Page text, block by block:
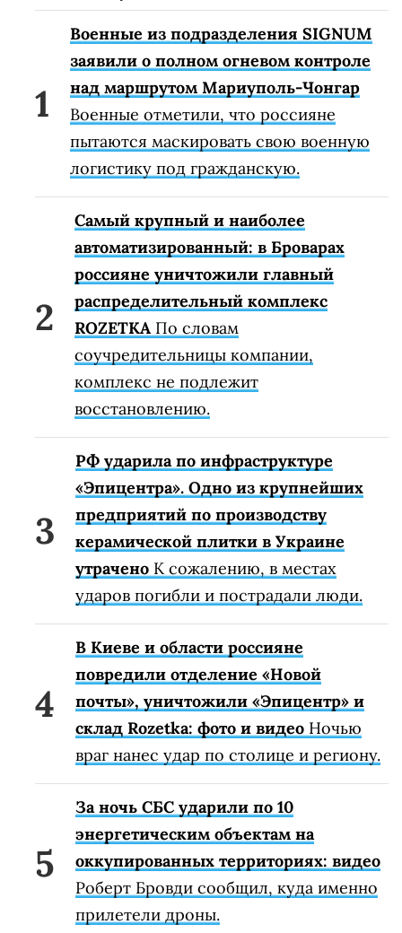
Военные из подразделения SIGNUM
заявили о полном огневом контроле
над маршрутом Мариуполь-Чонгар
Военные отметили, что россияне
пытаются маскировать свою военную
логистику под гражданскую.
Самый крупный и наиболее
автоматизированный: в Броварах
россияне уничтожили главный
распределительный комплекс
ROZETKA По словам
соучредительницы компании,
комплекс не подлежит
восстановлению.
РФ ударила по инфраструктуре
«Эпицентра». Одно из крупнейших
предприятий по производству
керамической плитки в Украине
утрачено К сожалению, в местах
ударов погибли и пострадали люди.
В Киеве и области россияне
повредили отделение «Новой
почты», уничтожили «Эпицентр» и
склад Rozetka: фото и видео Ночью
враг нанес удар по столице и региону.
За ночь СБС ударили по 10
энергетическим объектам на
оккупированных территориях: видео
Роберт Бровди сообщил, куда именно
прилетели дроны.